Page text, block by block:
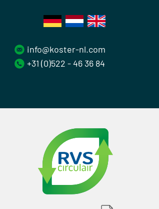
info@koster-nl.com
+31 (0)522 - 46 36 84